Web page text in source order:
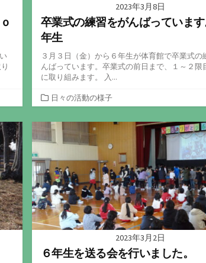
2023年3月8日
卒業式の練習をがんばっていま
年生
３月３日（金）から６年生が体育館で卒業式の
んばっています。卒業式の前日まで、１～２限
に取り組みます。 入...
カ
テ
ゴ
リ
ー
日々の活動の様子
2023年3月2日
６年生を送る会を行いました。